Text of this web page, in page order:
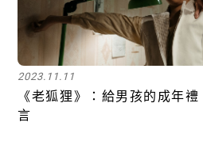
2023.11.11
《老狐狸》：給男孩的成年
言